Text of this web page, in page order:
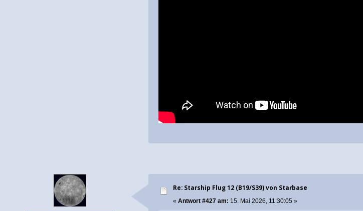
Re: Starship Flug 12 (B19/S39) von Starbase
«Antwort #427 am: 15. Mai 2026, 11:30:05 »